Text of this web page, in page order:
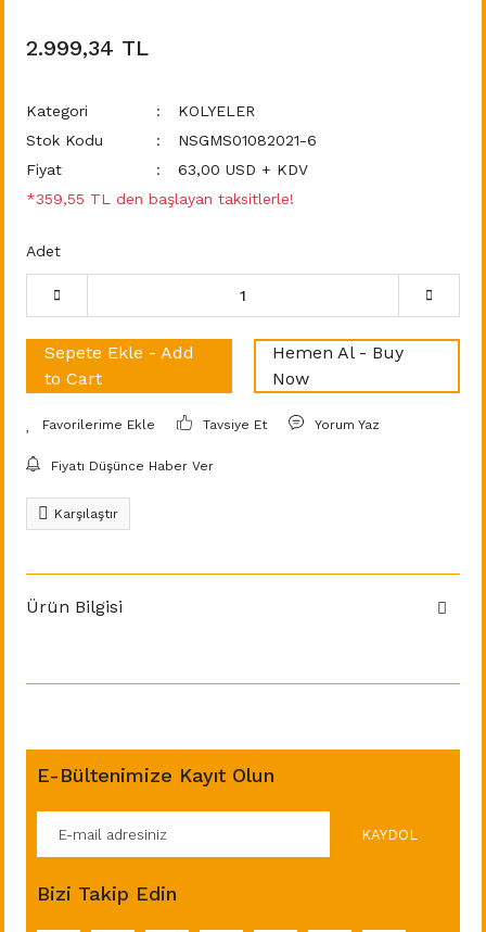
2.999,34 TL
Kategori
KOLYELER
Stok Kodu
NSGMS01082021-6
Fiyat
63,00 USD + KDV
*359,55 TL den başlayan taksitlerle!
Adet
Sepete Ekle - Add
to Cart
Hemen Al - Buy
Now
Tavsiye Et Yorum Yaz
Fiyatı Düşünce Haber Ver
Karşılaştır
Ürün Bilgisi
E-Bültenimize Kayıt Olun
KAYDOL
Bizi Takip Edin